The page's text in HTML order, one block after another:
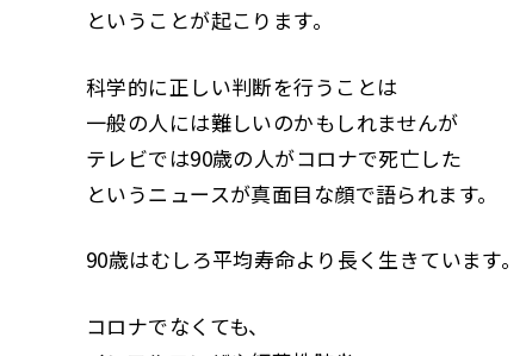
ということが起こります。
科学的に正しい判断を行うことは
一般の人には難しいのかもしれませんが
テレビでは90歳の人がコロナで死亡した
というニュースが真面目な顔で語られます。
90歳はむしろ平均寿命より長く生きています。
コロナでなくても、